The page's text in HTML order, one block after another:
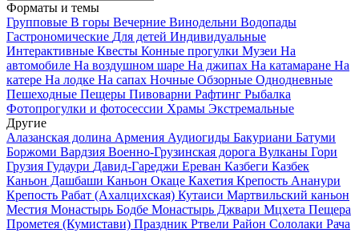
Форматы и темы
Групповые В горы Вечерние Винодельни Водопады
Гастрономические Для детей Индивидуальные
Интерактивные Квесты Конные прогулки Музеи На
автомобиле На воздушном шаре На джипах На катамаране На
катере На лодке На сапах Ночные Обзорные Однодневные
Пешеходные Пещеры Пивоварни Рафтинг Рыбалка
Фотопрогулки и фотосессии Храмы Экстремальные
Другие
Алазанская долина Армения Аудиогиды Бакуриани Батуми
Боржоми Вардзия Военно-Грузинская дорога Вулканы Гори
Грузия Гудаури Давид-Гареджи Ереван Казбеги Казбек
Каньон Дашбаши Каньон Окаце Кахетия Крепость Ананури
Крепость Рабат (Ахалцихская) Кутаиси Мартвильский каньон
Местия Монастырь Бодбе Монастырь Джвари Мцхета Пещера
Прометея (Кумистави) Праздник Ртвели Район Сололаки Рача